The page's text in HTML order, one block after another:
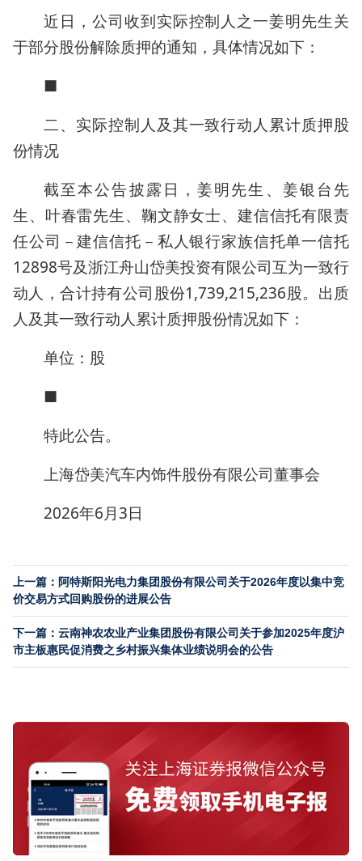
近日，公司收到实际控制人之一姜明先生关
于部分股份解除质押的通知，具体情况如下：
■
二、实际控制人及其一致行动人累计质押股
份情况
截至本公告披露日，姜明先生、姜银台先
生、叶春雷先生、鞠文静女士、建信信托有限责
任公司－建信信托－私人银行家族信托单一信托
12898号及浙江舟山岱美投资有限公司互为一致行
动人，合计持有公司股份1,739,215,236股。出质
人及其一致行动人累计质押股份情况如下：
单位：股
■
特此公告。
上海岱美汽车内饰件股份有限公司董事会
2026年6月3日
上一篇：阿特斯阳光电力集团股份有限公司关于2026年度以集中竞
价交易方式回购股份的进展公告
下一篇：云南神农农业产业集团股份有限公司关于参加2025年度沪
市主板惠民促消费之乡村振兴集体业绩说明会的公告